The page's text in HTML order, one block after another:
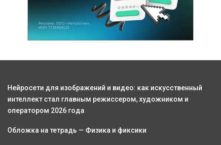
Нейросети для изображений и видео: как искусственный
интеллект стал главным режиссером, художником и
оператором 2026 года
Обложка на тетрадь — Физика и фиксики